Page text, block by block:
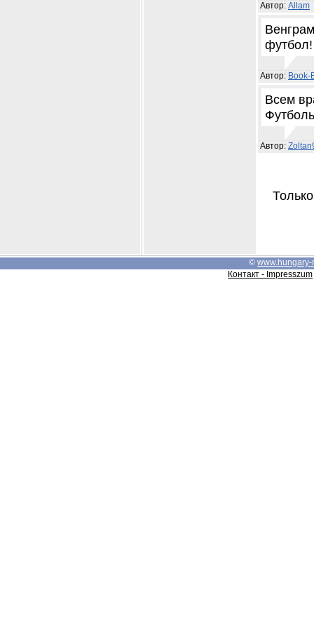
Автор: Allam
футбол!
Автор: Book-
Всем
Автор:
© www.hungary-
Контакт - Impresszum